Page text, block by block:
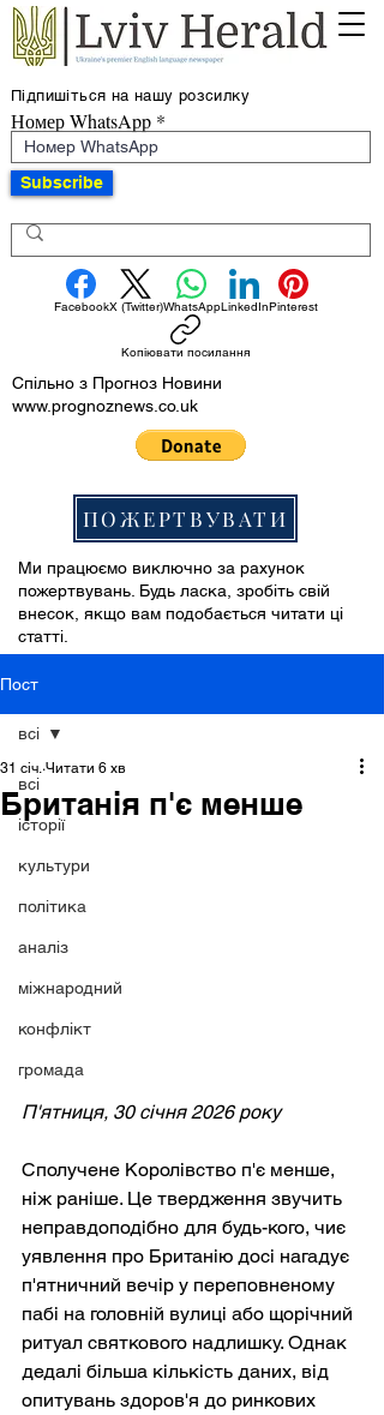
Підпишіться на нашу розсилку
Номер WhatsApp
Subscribe
FacebookX (Twitter)WhatsAppLinkedInPinterest
Копіювати посилання
Спільно з Прогноз Новини
www.prognoznews.co.uk
ПОЖЕРТВУВАТИ
Ми працюємо виключно за рахунок
пожертвувань. Будь ласка, зробіть свій
внесок, якщо вам подобається читати ці
статті.
Пост
всі
історії
культури
політика
аналіз
міжнародний
конфлікт
громада
всі
Британія п'є менше
31 січ. Читати 6 хв
П'ятниця, 30 січня 2026 року
Сполучене Королівство п'є менше,
ніж раніше. Це твердження звучить
неправдоподібно для будь-кого, чиє
уявлення про Британію досі нагадує
п'ятничний вечір у переповненому
пабі на головній вулиці або щорічний
ритуал святкового надлишку. Однак
дедалі більша кількість даних, від
опитувань здоров'я до ринкових